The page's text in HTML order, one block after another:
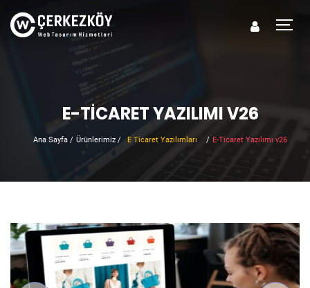
E-TICARET YAZILIMI V26
Ana Sayfa / Ürünlerimiz / E Ticaret Yazılımları / E-Ticaret Yazılımı v26